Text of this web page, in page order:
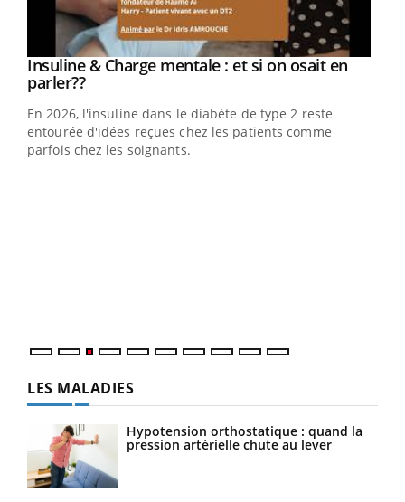
Youtube
Insuline & Charge mentale : et si on osait en
parler??Youtube
En 2026, l'insuline dans le diabète de type 2 reste
entourée d'idées reçues chez les patients comme
parfois chez les soignants.
LES MALADIES
Hypotension orthostatique : quand la
pression artérielle chute au lever